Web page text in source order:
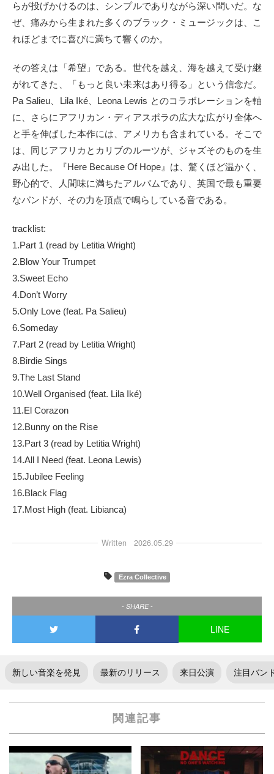
らが投げかけるのは、シンプルでありながら深い問いだ。な
ぜ、痛みから生まれた多くのブラック・ミュージックは、こ
れほどまでに喜びに満ちて響くのか。
その答えは「希望」である。世代を越え、海を越えて受け継
がれてきた、「もっと良い未来はあり得る」という信念だ。
Pa Salieu、Lila Iké、Leona Lewis とのコラボレーションを軸
に、さらにアフリカン・ディアスポラの広大な広がり全体へ
と手を伸ばした本作には、アメリカも含まれている。そこで
は、同じアフリカとカリブのルーツが、ジャズそのものを生
み出した。『Here Because Of Hope』は、驚くほど温かく、
野心的で、人間味に満ちたアルバムであり、英国で最も重要
なバンドが、その力を頂点で鳴らしている音である。
tracklist:
1.Part 1 (read by Letitia Wright)
2.Blow Your Trumpet
3.Sweet Echo
4.Don’t Worry
5.Only Love (feat. Pa Salieu)
6.Someday
7.Part 2 (read by Letitia Wright)
8.Birdie Sings
9.The Last Stand
10.Well Organised (feat. Lila Iké)
11.El Corazon
12.Bunny on the Rise
13.Part 3 (read by Letitia Wright)
14.All I Need (feat. Leona Lewis)
15.Jubilee Feeling
16.Black Flag
17.Most High (feat. Libianca)
Written 2026.05.29
Ezra Collective
- SHARE -
LINE
新しい音楽を発見 最新のリリース 来日公演 注目バン
関連記事